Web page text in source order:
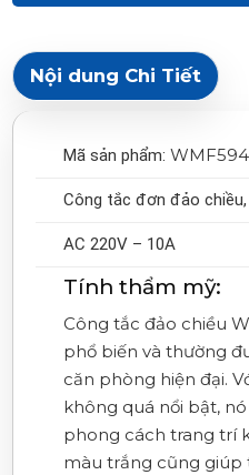
Nội dung Chi Tiết
Mã sản phẩm:
Công tắc đơn đảo
AC 220V – 10A
Tính thẩm mỹ:
Công tắc đảo chiều
phổ biến và thường
căn phòng hiện đại.
không quá nổi bật,
phong cách trang trí
màu trắng cũng giúp